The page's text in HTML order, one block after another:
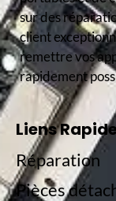
sur des
client
remettre vos
rapidement
Liens
Réparation
Pièces